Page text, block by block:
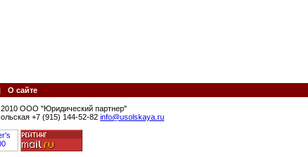
О сайте
ООО "Юридический партнер"
+7 (915) 144-52-82 info@usolskaya.ru